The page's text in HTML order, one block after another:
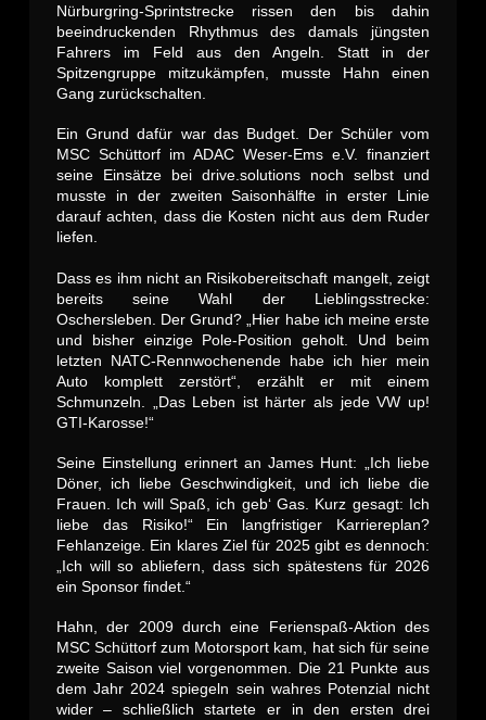
Nürburgring-Sprintstrecke rissen den bis dahin
beeindruckenden Rhythmus des damals jüngsten
Fahrers im Feld aus den Angeln. Statt in der
Spitzengruppe mitzukämpfen, musste Hahn einen
Gang zurückschalten.
Ein Grund dafür war das Budget. Der Schüler vom
MSC Schüttorf im ADAC Weser-Ems e.V. finanziert
seine Einsätze bei drive.solutions noch selbst und
musste in der zweiten Saisonhälfte in erster Linie
darauf achten, dass die Kosten nicht aus dem Ruder
liefen.
Dass es ihm nicht an Risikobereitschaft mangelt, zeigt
bereits seine Wahl der Lieblingsstrecke:
Oschersleben. Der Grund? „Hier habe ich meine erste
und bisher einzige Pole-Position geholt. Und beim
letzten NATC-Rennwochenende habe ich hier mein
Auto komplett zerstört“, erzählt er mit einem
Schmunzeln. „Das Leben ist härter als jede VW up!
GTI-Karosse!“
Seine Einstellung erinnert an James Hunt: „Ich liebe
Döner, ich liebe Geschwindigkeit, und ich liebe die
Frauen. Ich will Spaß, ich geb‘ Gas. Kurz gesagt: Ich
liebe das Risiko!“ Ein langfristiger Karriereplan?
Fehlanzeige. Ein klares Ziel für 2025 gibt es dennoch:
„Ich will so abliefern, dass sich spätestens für 2026
ein Sponsor findet.“
Hahn, der 2009 durch eine Ferienspaß-Aktion des
MSC Schüttorf zum Motorsport kam, hat sich für seine
zweite Saison viel vorgenommen. Die 21 Punkte aus
dem Jahr 2024 spiegeln sein wahres Potenzial nicht
wider – schließlich startete er in den ersten drei